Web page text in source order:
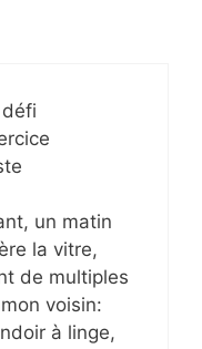
un matin
la vitre,
de multiples
voisin:
à linge,